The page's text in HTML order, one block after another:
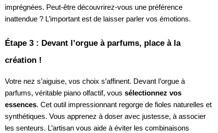
imprégnées. Peut-être découvrirez-vous une préférence
inattendue ? L’important est de laisser parler vos émotions.
Étape 3 : Devant l’orgue à parfums, place à la
création !
Votre nez s’aiguise, vos choix s’affinent. Devant l’orgue à
parfums, véritable piano olfactif, vous sélectionnez vos
essences. Cet outil impressionnant regorge de fioles naturelles et
synthétiques. Vous apprenez à doser avec justesse, à associer
les senteurs. L’artisan vous aide à éviter les combinaisons